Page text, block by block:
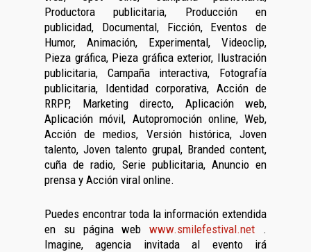
Productora publicitaria, Producción en
publicidad, Documental, Ficción, Eventos de
Humor, Animación, Experimental, Videoclip,
Pieza gráfica, Pieza gráfica exterior, Ilustración
publicitaria, Campaña interactiva, Fotografía
publicitaria, Identidad corporativa, Acción de
RRPP, Marketing directo, Aplicación web,
Aplicación móvil, Autopromoción online, Web,
Acción de medios, Versión histórica, Joven
talento, Joven talento grupal, Branded content,
cuña de radio, Serie publicitaria, Anuncio en
prensa y Acción viral online.
Puedes encontrar toda la información extendida
en su página webwww.smilefestival.net .
Imagine, agencia invitada al evento irá